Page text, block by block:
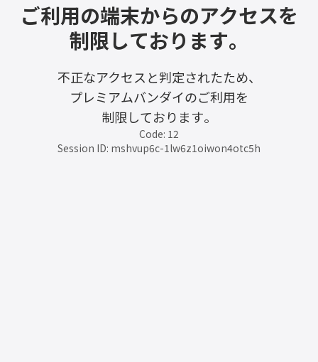
ご利用の端末からのアクセスを
制限しております。
不正なアクセスと判定されたため、
プレミアムバンダイのご利用を
制限しております。
Code: 12
Session ID: mshvup6c-1lw6z1oiwon4otc5h